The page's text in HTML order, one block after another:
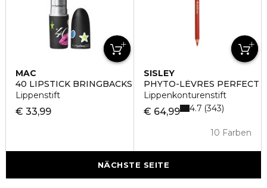
MAC
40 LIPSTICK BRINGBACKS
Lippenstift
€ 33,99
SISLEY
PHYTO-LÈVRES PERFECT
Lippenkonturenstift
€ 64,99
10 Farben
4.7 343
NÄCHSTE SEITE